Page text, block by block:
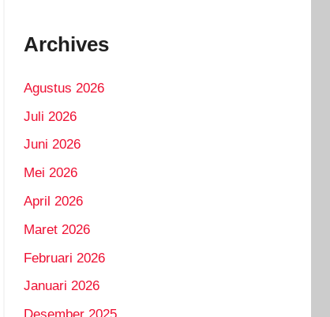
Archives
Agustus 2026
Juli 2026
Juni 2026
Mei 2026
April 2026
Maret 2026
Februari 2026
Januari 2026